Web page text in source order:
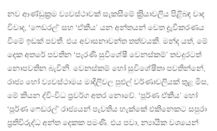
නව ආණ්ඩුක‍්‍රම ව්‍යවස්ථාවක් සැකසීමේ ක‍්‍රියාවලිය පිළිබඳ වාද
විවාද, ‘ෆෙඩරල්’ සහ ‘ඒකීය’ යන අන්තයන් වෙත ද්‍රැවීකරණය
වීමේ ඉඩක් පවතී. එය අවාසනාවන්ත තත්වයකි. මන්ද යත්, මේ
දෙක අතරේ පවතින ‘පැරණි සුවිශේෂී වෙනස්කම්’ තවදුරටත්
නොපවතින බැවිනි. වෙනස්කම් හෝ සුවිශේෂීතා පවතින්නේ,
රාජ්‍ය හෝ ව්‍යවස්ථාමය මාදිලිවල පුළුල් වර්ණාවලියක් තුළ මිස,
මේ කියන ද්වි-විධ ප‍්‍රවර්ග අතර නොවේ. ‘පූර්ණ ඒකීය’ හෝ
‘පූර්ණ ෆෙඩරල්’ රාජ්‍යයන් පැවතිය හැක්කේ එකිනෙකට සපුරා
ප‍්‍රතිවිරුද්ධ අන්ත දෙකක පමණි. එය පවා, න්‍යායික වශයෙන්